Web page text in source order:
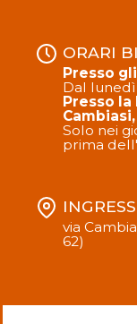
ORARI
Presso
Dal lunedì
Presso
Cambiasi,
Solo nei
prima
via
62)